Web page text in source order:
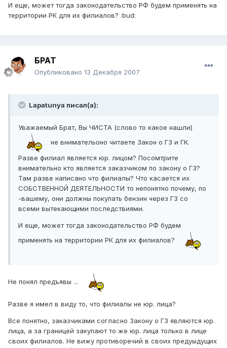
И еще, может тогда законодательство РФ будем применять на
территории РК для их филиалов? :bud:
БРАТ
Опубликовано 13 Декабря 2007
Lapatunya писал(а):
Уважаемый Брат, Вы ЧИСТА (слово то какое нашли)
не внимательоно читаете Закон о ГЗ и ГК.
Разве филиал является юр. лицом? Посомтрите
внимательно кто является заказчиком по закону о ГЗ?
Там разве написано что филиалы? Что касается их
СОБСТВЕННОЙ ДЕЯТЕЛЬНОСТИ то непонятно почему, по
-вашему, они должны покупать бензин через ГЗ со
всеми вытекающими последствиями.
И еще, может тогда законодательство РФ будем
применять на территории РК для их филиалов?
Не понял предъявы ...
Разве я имел в виду то, что филиалы не юр. лица?
Все понятно, заказчиками согласно Закону о ГЗ являются юр.
лица, а за границей закупают то же юр. лица только в лице
своих филиалов. Не вижу противоречий в своих предуыдущих